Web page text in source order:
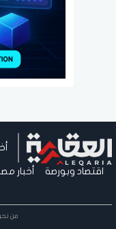
اقتصاد وبورصة أخبار
من